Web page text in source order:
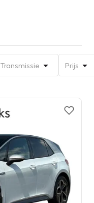
Transmissie Prijs